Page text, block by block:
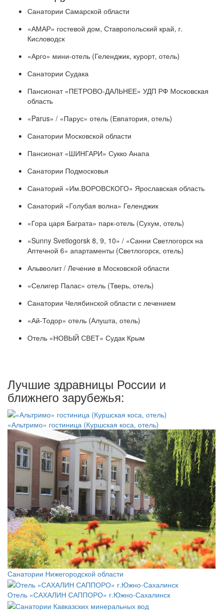
Санатории Самарской области
«АМАР» гостевой дом, Ставропольский край, г.
Кисловодск
«Арго» мини-отель (Геленджик, курорт, отель)
Санатории Судака
Пансионат «ПЕТРОВО-ДАЛЬНЕЕ» УДП РФ Московская
область
«Parus» / «Парус» отель (Евпатория, отель)
Санатории Московской области
Пансионат «ШИНГАРИ» Сукко Анапа
Санатории Подмосковья
Санаторий «Им.ВОРОВСКОГО» Ярославская область
Санаторий «Голубая волна» Геленджик
«Гора царя Баграта» парк-отель (Сухум, отель)
«Sunny Svetlogorsk 8, 9, 10» / «Санни Светлогорск на
Аптечной 6» апартаменты (Светлогорск, отель)
Альвеолит / Лечение в Московской области
«Селигер Палас» отель (Тверь, отель)
Санатории Челябинской области с лечением
«Ай-Тодор» отель (Алушта, отель)
Отель «НОВЫЙ СВЕТ» Судак Крым
Лучшие здравницы России и
ближнего зарубежья:
«Альтримо» гостиница (Куршская коса, отель)
Санатории Нижегородской области
Отель «САХАЛИН САППОРО» г.Южно-Сахалинск